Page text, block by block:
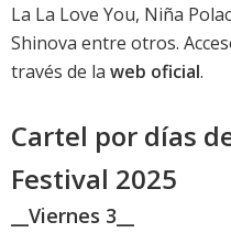
La La Love You, Niña
Shinova entre otros.
través de la web oficial.
Cartel por días
Festival 2025
__Viernes 3__